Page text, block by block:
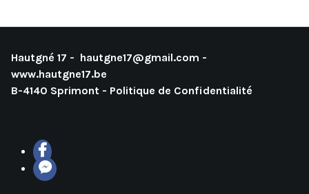
Hautgné 17 - hautgne17@gmail.com -
www.hautgne17.be
B-4140 Sprimont - Politique de Confidentialité